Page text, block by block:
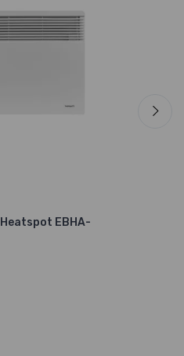
EBHA-